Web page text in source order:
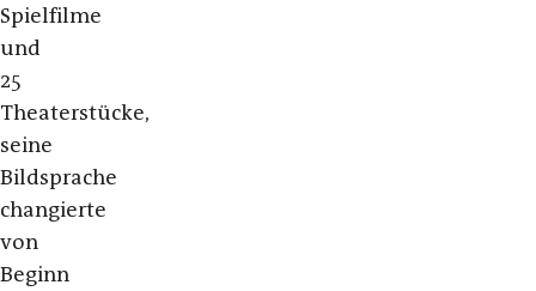
Spielfilme
und
25
Theaterstücke,
seine
Bildsprache
changierte
von
Beginn